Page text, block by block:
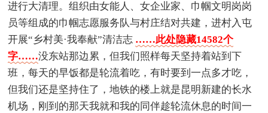
进行大清理。组织由女能人、女企业家、巾帼文明岗岗
员等组成的巾帼志愿服务队与村庄结对共建，进村入屯
开展“乡村美·我奉献”清洁志 ……此处隐藏14582个
字……没东站那边累，但我们照样每天坚持着站到下
班，每天的早饭都是轮流着吃，有时要到一点多才吃，
但我们还是坚持住了，地铁的楼上就是昆明新建的长水
机场，刚到的那天我就和我的同伴趁轮流休息的时间一